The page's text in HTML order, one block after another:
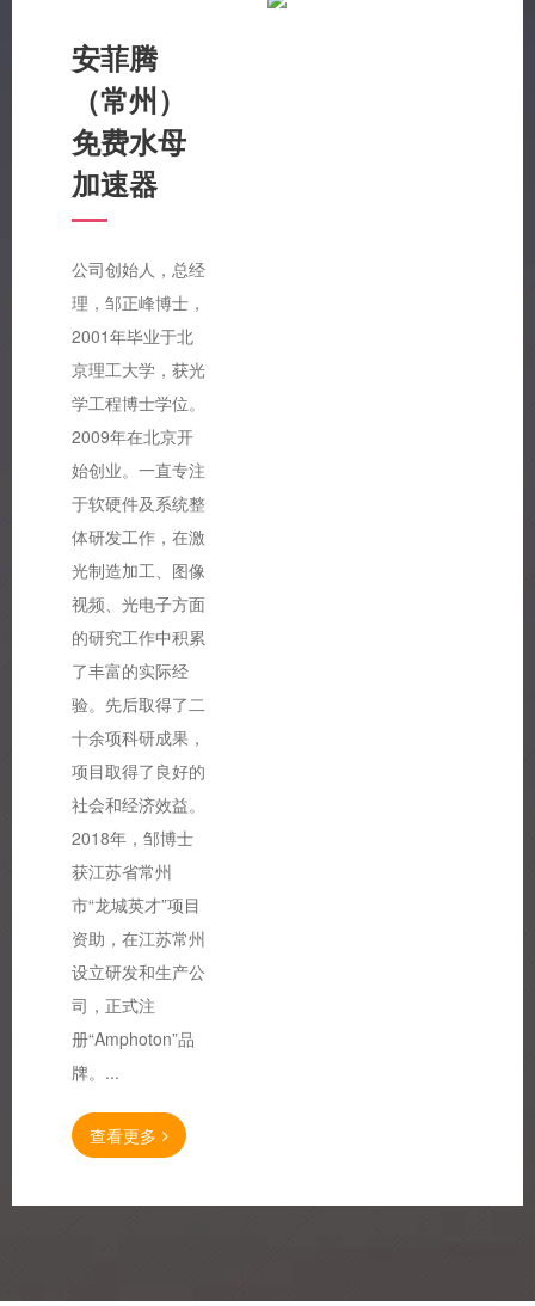
安菲腾
（常州）
免费水母
加速器
公司创始人，总经
理，邹正峰博士，
2001年毕业于北
京理工大学，获光
学工程博士学位。
2009年在北京开
始创业。一直专注
于软硬件及系统整
体研发工作，在激
光制造加工、图像
视频、光电子方面
的研究工作中积累
了丰富的实际经
验。先后取得了二
十余项科研成果，
项目取得了良好的
社会和经济效益。
2018年，邹博士
获江苏省常州
市“龙城英才”项目
资助，在江苏常州
设立研发和生产公
司，正式注
册“Amphoton”品
牌。...
查看更多